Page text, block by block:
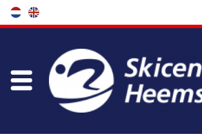
Winkel